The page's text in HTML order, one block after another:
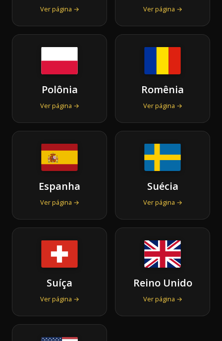
Ver página → Ver página →
Polônia
Ver página →
Romênia
Ver página →
Espanha
Ver página →
Suécia
Ver página →
Suíça
Ver página →
Reino Unido
Ver página →